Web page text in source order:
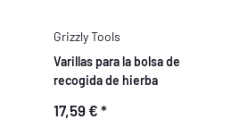
Grizzly Tools
Varillas para la bolsa de
recogida de hierba
17,59 € *